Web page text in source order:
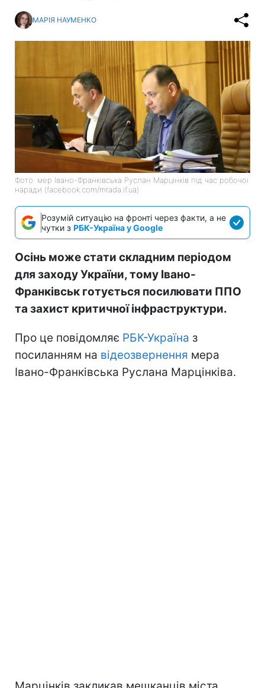
МАРІЯ НАУМЕНКО
Фото: мер Івано-Франківська Руслан Марцінків під час робочої
наради (facebook.com/mrada.if.ua)
Розумій ситуацію на фронті через факти, а не
чутки з РБК-Україна у Google
Осінь може стати складним періодом
для заходу України, тому Івано-
Франківськ готується посилювати ППО
та захист критичної інфраструктури.
Про це повідомляє РБК-Україна з
посиланням на відеозвернення мера
Івано-Франківська Руслана Марцінківа.